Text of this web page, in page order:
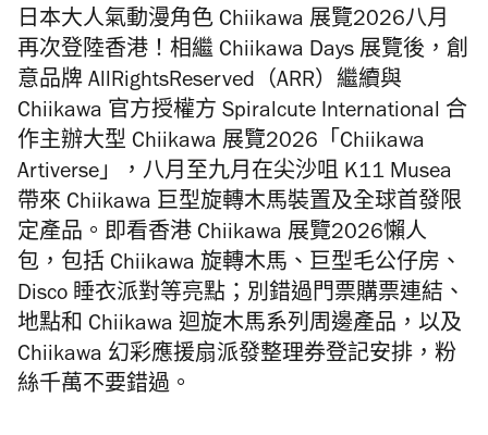
日本大人氣動漫角色 Chiikawa 展覽2026八月
再次登陸香港！相繼 Chiikawa Days 展覽後，創
意品牌 AllRightsReserved（ARR）繼續與
Chiikawa 官方授權方 Spiralcute International 合
作主辦大型 Chiikawa 展覽2026「Chiikawa
Artiverse」，八月至九月在尖沙咀 K11 Musea
帶來 Chiikawa 巨型旋轉木馬裝置及全球首發限
定產品。即看香港 Chiikawa 展覽2026懶人
包，包括 Chiikawa 旋轉木馬、巨型毛公仔房、
Disco 睡衣派對等亮點；別錯過門票購票連結、
地點和 Chiikawa 迴旋木馬系列周邊產品，以及
Chiikawa 幻彩應援扇派發整理券登記安排，粉
絲千萬不要錯過。